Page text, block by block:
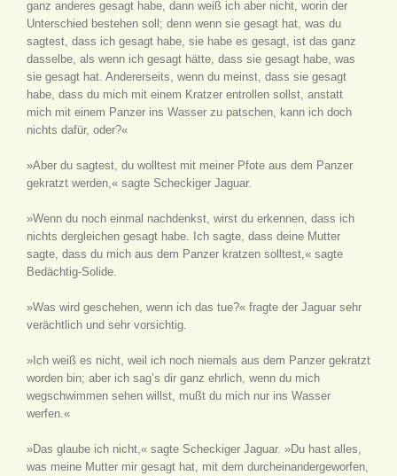
ganz anderes gesagt habe, dann weiß ich aber nicht, worin der
Unterschied bestehen soll; denn wenn sie gesagt hat, was du
sagtest, dass ich gesagt habe, sie habe es gesagt, ist das ganz
dasselbe, als wenn ich gesagt hätte, dass sie gesagt habe, was
sie gesagt hat. Andererseits, wenn du meinst, dass sie gesagt
habe, dass du mich mit einem Kratzer entrollen sollst, anstatt
mich mit einem Panzer ins Wasser zu patschen, kann ich doch
nichts dafür, oder?«
»Aber du sagtest, du wolltest mit meiner Pfote aus dem Panzer
gekratzt werden,« sagte Scheckiger Jaguar.
»Wenn du noch einmal nachdenkst, wirst du erkennen, dass ich
nichts dergleichen gesagt habe. Ich sagte, dass deine Mutter
sagte, dass du mich aus dem Panzer kratzen solltest,« sagte
Bedächtig-Solide.
»Was wird geschehen, wenn ich das tue?« fragte der Jaguar sehr
verächtlich und sehr vorsichtig.
»Ich weiß es nicht, weil ich noch niemals aus dem Panzer gekratzt
worden bin; aber ich sag’s dir ganz ehrlich, wenn du mich
wegschwimmen sehen willst, mußt du mich nur ins Wasser
werfen.«
»Das glaube ich nicht,« sagte Scheckiger Jaguar. »Du hast alles,
was meine Mutter mir gesagt hat, mit dem durcheinandergeworfen,